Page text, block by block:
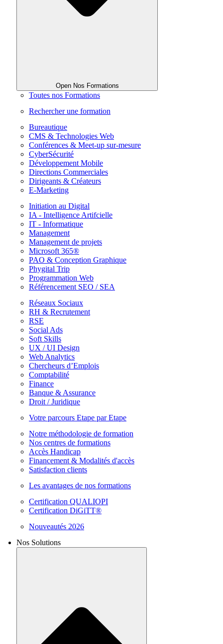
Open Nos Formations
Toutes nos Formations
Rechercher une formation
Bureautique
CMS & Technologies Web
Conférences & Meet-up sur-mesure
CyberSécurité
Développement Mobile
Directions Commerciales
Dirigeants & Créateurs
E-Marketing
Initiation au Digital
IA - Intelligence Artifcielle
IT - Informatique
Management
Management de projets
Microsoft 365®
PAO & Conception Graphique
Phygital Trip
Programmation Web
Référencement SEO / SEA
Réseaux Sociaux
RH & Recrutement
RSE
Social Ads
Soft Skills
UX / UI Design
Web Analytics
Chercheurs d’Emplois
Comptabilité
Finance
Banque & Assurance
Droit / Juridique
Votre parcours Etape par Etape
Notre méthodologie de formation
Nos centres de formations
Accès Handicap
Financement & Modalités d'accès
Satisfaction clients
Les avantages de nos formations
Certification QUALIOPI
Certification DiGiTT®
Nouveautés 2026
Nos Solutions